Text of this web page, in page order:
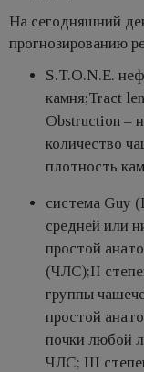
На сегодняшний
прогнозированию
S.T.O.N.E.
камня;Tract
Obstruction –
количество
плотность
система Guy
средней или
простой
(ЧЛС);II
группы
простой
почки любой
ЧЛС; III